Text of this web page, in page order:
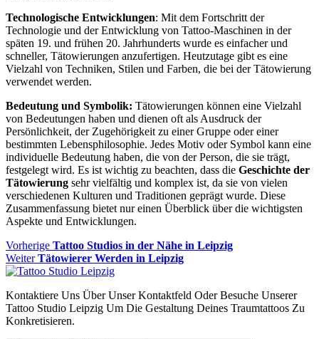
Technologische Entwicklungen: Mit dem Fortschritt der
Technologie und der Entwicklung von Tattoo-Maschinen in der
späten 19. und frühen 20. Jahrhunderts wurde es einfacher und
schneller, Tätowierungen anzufertigen. Heutzutage gibt es eine
Vielzahl von Techniken, Stilen und Farben, die bei der Tätowierung
verwendet werden.
Bedeutung und Symbolik: Tätowierungen können eine Vielzahl
von Bedeutungen haben und dienen oft als Ausdruck der
Persönlichkeit, der Zugehörigkeit zu einer Gruppe oder einer
bestimmten Lebensphilosophie. Jedes Motiv oder Symbol kann eine
individuelle Bedeutung haben, die von der Person, die sie trägt,
festgelegt wird. Es ist wichtig zu beachten, dass die Geschichte der
Tätowierung sehr vielfältig und komplex ist, da sie von vielen
verschiedenen Kulturen und Traditionen geprägt wurde. Diese
Zusammenfassung bietet nur einen Überblick über die wichtigsten
Aspekte und Entwicklungen.
Beitragsnavigation
Vorherige Vorheriger
Beitrag
Tattoo Studios in der Nähe in Leipzig
Weiter Nächster
Beitrag:
Tätowierer Werden in Leipzig
Kontaktiere Uns Über Unser Kontaktfeld Oder Besuche Unserer
Tattoo Studio Leipzig Um Die Gestaltung Deines Traumtattoos Zu
Konkretisieren.